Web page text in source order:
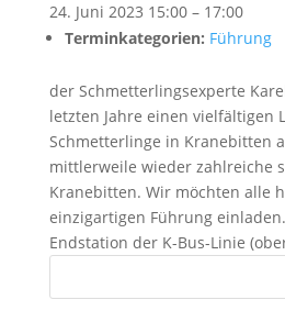
24. Juni 2023 15:00– 17:00
Terminkategorien: Führung
der Schmetterlingsexperte
letzten Jahre einen vielfältigen
Schmetterlinge in Kranebitten
mittlerweile wieder zahlreiche
Kranebitten. Wir möchten alle
einzigartigen Führung
Endstation der K-Bus-Linie